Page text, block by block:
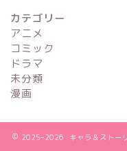
カテゴリー
アニメ
コミック
ドラマ
未分類
漫画
2025–2026 キャラ＆ストー